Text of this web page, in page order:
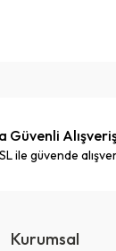
Güvenli
ile güvende
Kurumsal